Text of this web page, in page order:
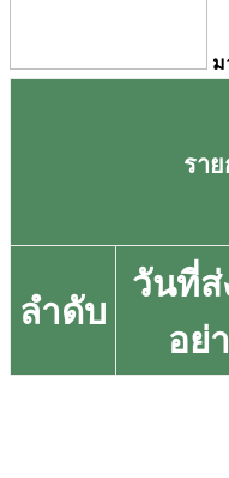
ม
รา
ลำดับ
วันที่ส่
อย่